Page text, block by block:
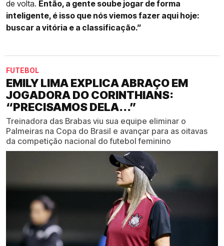
de volta. Então, a gente soube jogar de forma
inteligente, é isso que nós viemos fazer aqui hoje:
buscar a vitória e a classificação.”
FUTEBOL
EMILY LIMA EXPLICA ABRAÇO EM
JOGADORA DO CORINTHIANS:
“PRECISAMOS DELA...”
Treinadora das Brabas viu sua equipe eliminar o
Palmeiras na Copa do Brasil e avançar para as oitavas
da competição nacional do futebol feminino